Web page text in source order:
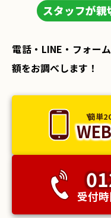
スタッフが親
電話・LINE・フォー
額をお調べします！
簡単
受付